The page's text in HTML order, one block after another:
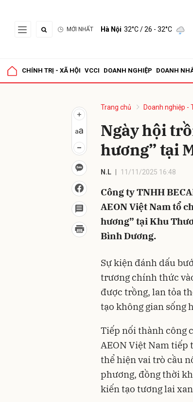
MỚI NHẤT Hà Nội 32°C/ 26 - 32°C
CHÍNH TRỊ - XÃ HỘI VCCI DOANH NGHIỆP DOANH
Trang chủ Doanh nghiệp -
Ngày hội
hương” tại
N.L 11/11/2025 16:48
Công ty TNHH
AEON Việt Nam tổ
hương” tại Khu
Bình Dương.
Sự kiện đánh dấu
trương chính thức
được trồng, lan tỏa
tạo không gian sống
Tiếp nối thành công
AEON Việt Nam tiếp
thể hiện vai trò cầu
phương, đồng thời
kiến tạo tương lai